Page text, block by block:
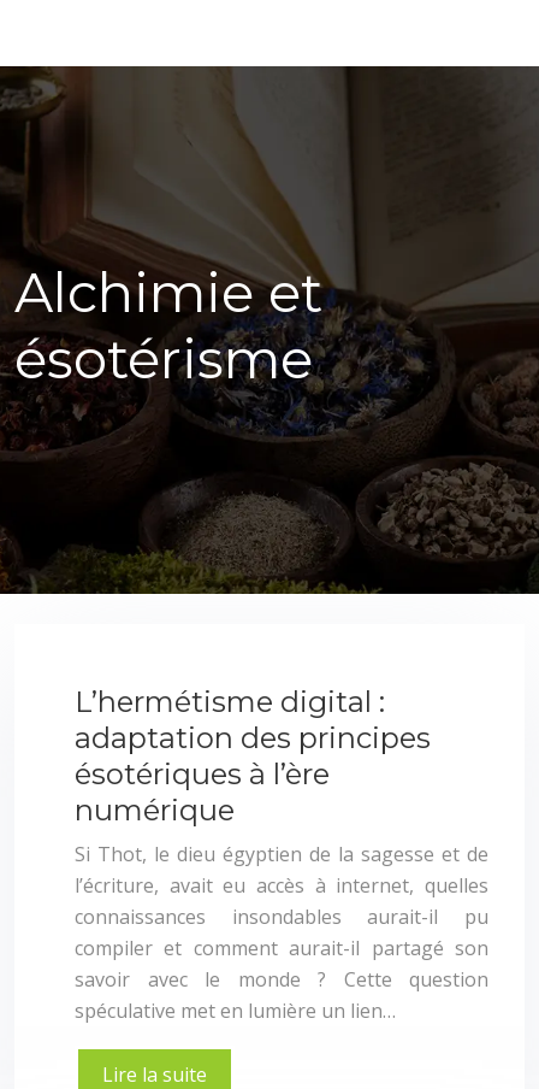
Alchimie et
ésotérisme
L’hermétisme digital :
adaptation des principes
ésotériques à l’ère
numérique
Si Thot, le dieu égyptien de la sagesse et de
l’écriture, avait eu accès à internet, quelles
connaissances insondables aurait-il pu
compiler et comment aurait-il partagé son
savoir avec le monde ? Cette question
spéculative met en lumière un lien…
Lire la suite